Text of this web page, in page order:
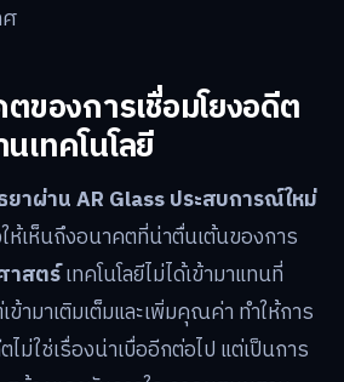
ศ
ของการเชื่อมโยงอดีต
เทคโนโลยี
ยาผ่าน AR Glass ประสบการณ์ใหม่
ห้เห็นถึงอนาคตที่น่าตื่นเต้นของการ
าสตร์เทคโนโลยีไม่ได้เข้ามาแทนที่
ามาเติมเต็มและเพิ่มคุณค่า ทำให้การ
ไม่ใช่เรื่องน่าเบื่ออีกต่อไป แต่เป็นการ